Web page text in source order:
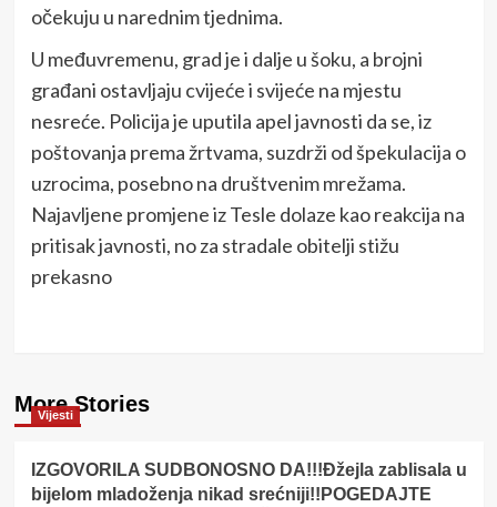
očekuju u narednim tjednima.
U međuvremenu, grad je i dalje u šoku, a brojni
građani ostavljaju cvijeće i svijeće na mjestu
nesreće. Policija je uputila apel javnosti da se, iz
poštovanja prema žrtvama, suzdrži od špekulacija o
uzrocima, posebno na društvenim mrežama.
Najavljene promjene iz Tesle dolaze kao reakcija na
pritisak javnosti, no za stradale obitelji stižu
prekasno
More Stories
Vijesti
IZGOVORILA SUDBONOSNO DA!!!Đžejla zablisala u
bijelom mladoženja nikad srećniji!!POGEDAJTE